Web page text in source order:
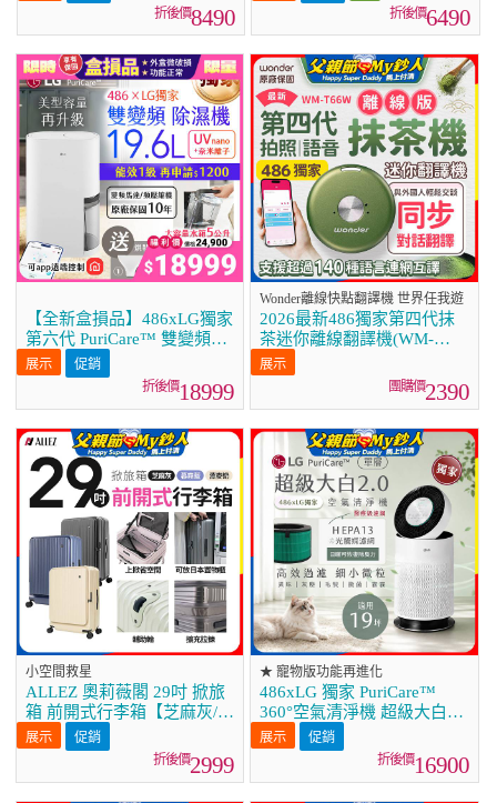
8490 6490
【全新盒損品】486xLG獨家
第六代 PuriCare™ 雙變頻除
濕機19.6公升 時尚款 白色
DD201MWE0
促銷
18999
Wonder離線快點翻譯機 世界任我遊
2026最新486獨家第四代抹
茶迷你離線翻譯機(WM-
T66W)
2390
小空間救星
ALLEZ 奧莉薇閣 29吋 掀旅
箱 前開式行李箱【芝麻灰/暮
霧藍/燕麥奶】
促銷
2999
★ 寵物版功能再進化
486xLG 獨家 PuriCare™
360°空氣清淨機 超級大白
2.0 (單層寵物版)
AS651DWS0
促銷
16900